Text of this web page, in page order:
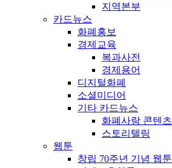
지역본부
카드뉴스
화폐홍보
경제교육
복과사전
경제용어
디지털화폐
소셜미디어
기타 카드뉴스
화폐사랑 콘텐츠
스토리텔링
웹툰
창립 70주년 기념 웹툰